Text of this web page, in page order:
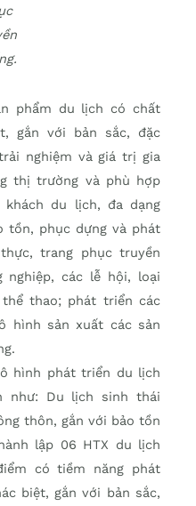
phẩm du lịch có chất
gắn với bản sắc, đặc
nghiệm và giá trị gia
thị trường và phù hợp
du lịch, đa dạng
tồn, phục dựng và phát
trang phục truyền
nghiệp, các lễ hội, loại
thao; phát triển các
hình sản xuất các sản
hình phát triển du lịch
như: Du lịch sinh thái
thôn, gắn với bảo tồn
lập 06 HTX du lịch
có tiềm năng phát
biệt, gắn với bản sắc,